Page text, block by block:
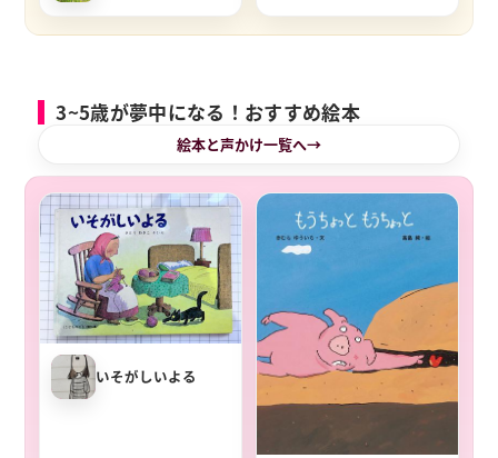
3~5歳が夢中になる！おすすめ絵本
絵本と声かけ一覧へ
いそがしいよる